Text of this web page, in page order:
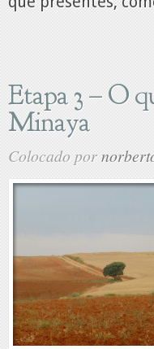
Etapa 3 – O
Minaya
Colocado por